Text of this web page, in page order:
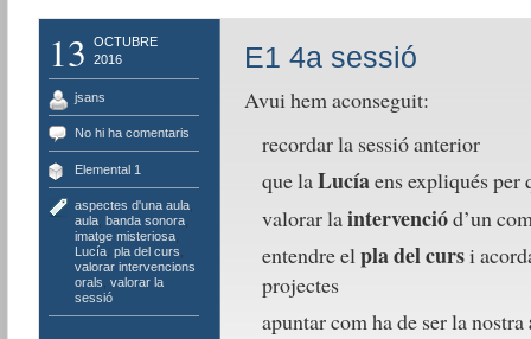
13
OCTUBRE
2016
jsans
No hi ha comentaris
Elemental 1
aspectes d'una aula,
aula, banda sonora,
imatge misteriosa,
Lucía, pla del curs
valorar intervencions
orals valorar la
sessió
E1 4a sessió
Avui hem aconseguit:
recordar la sessió anterior
que laLucíaens expliqués per
valorar laintervenciód’un
entendre elpla del cursi
projectes
apuntar com ha de ser la nostra